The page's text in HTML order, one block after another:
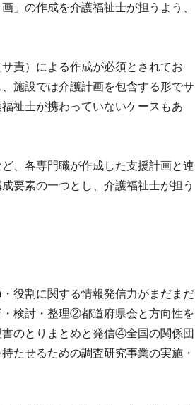
」の作成を介護福祉士が担うよう、
責）による作成が必須とされてお
施設では介護計画を包含する形でサ
祉士が携わっていないケースもあ
、各専門職が作成した支援計画と連
要素の一つとし、介護福祉士が担う
役割に関する情報発信力がまだまだ
検討・整理②都道府県会と方向性を
のとりまとめと発信④全国の関係団
たせるための調査研究事業の実施・